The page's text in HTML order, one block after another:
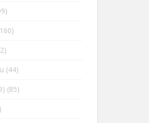
(44)
(85)